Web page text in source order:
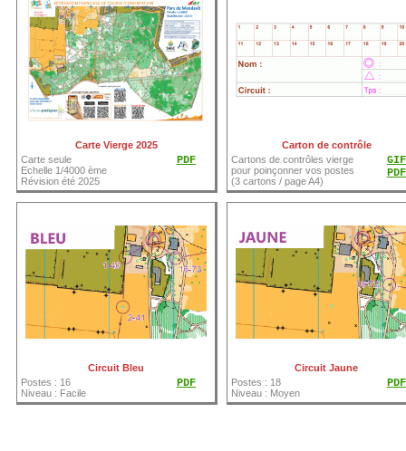
Carte Vierge 2025
Carte seule
Echelle 1/4000 ème
Révision été 2025
PDF
Carton de contrôle
Cartons de contrôles vierge
pour poinçonner vos postes
(3 cartons / page A4)
GIF
PDF
Circuit Bleu
Postes : 16
Niveau : Facile
PDF
Circuit Jaune
Postes : 18
Niveau : Moyen
PDF